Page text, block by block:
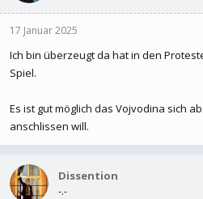
17 Januar 2025
Ich bin überzeugt da hat in den
Spiel.
Es ist gut möglich das Vojvodina sich
anschlissen will.
Dissention
-.-